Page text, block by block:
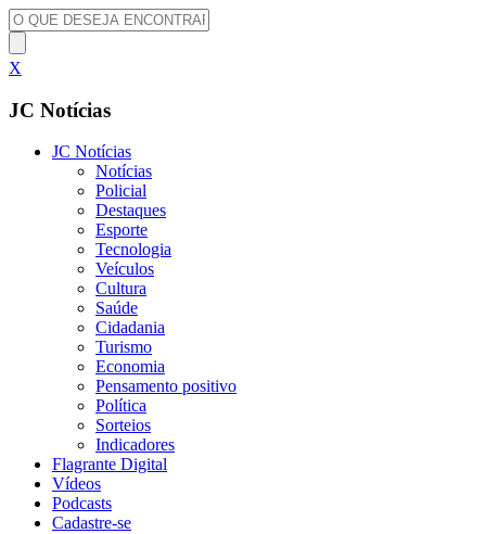
X
JC Notícias
JC Notícias
Notícias
Policial
Destaques
Esporte
Tecnologia
Veículos
Cultura
Saúde
Cidadania
Turismo
Economia
Pensamento positivo
Política
Sorteios
Indicadores
Flagrante Digital
Vídeos
Podcasts
Cadastre-se